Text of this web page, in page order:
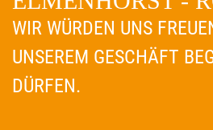
WIR WÜRDEN UNS
UNSEREM GESCHÄFT
ÜRFEN.